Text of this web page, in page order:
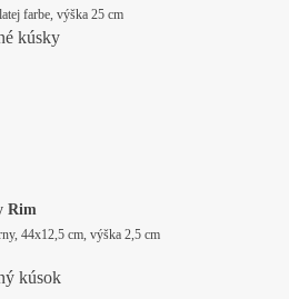
Nástenný, kovový, v zlatej farbe, výška 25 cm
kúsky
Rim
Nástenný, kovový, čierny, 44x12,5 cm, výška 2,5 cm
kúsok